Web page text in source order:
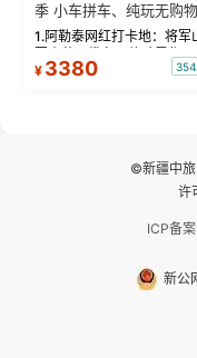
季 小车拼车、纯玩无购物
1.阿勒泰网红打卡地：将军
军山落日缆车，体验雪都
将军山，夕阳派对，蹦迪
¥ 3380 354
©新疆中旅
许
ICP备
新公